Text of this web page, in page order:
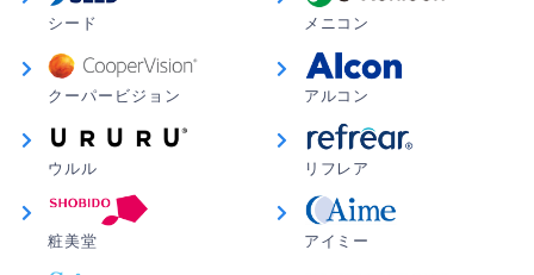
製品スペック
した。乾燥やぼやけも少ないし。やっぱり私にはこれで
しょ！後は、もう少しだけでもアプリ価格で安くして頂
けたら有難いです☆
ちょこ さん ★★
届くの早かった
乱視が強い方で普段は病院で注文して取り寄せてもらっ
ていていつも時間がかかる。 今回はコロナも流行って
シード メニコン
クーパービジョン アルコン
ウルル リフレア
粧美堂 アイミー